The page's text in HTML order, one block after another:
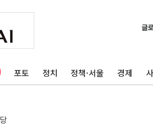
포토 정치 정책·서울 경제